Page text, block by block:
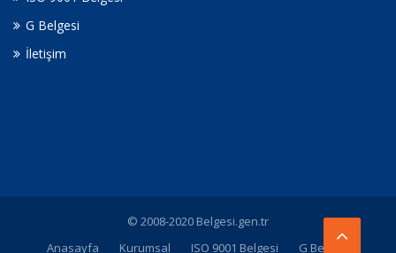
G Belgesi
İletişim
© 2008-2020 Belgesi.gen.tr
Anasayfa
Kurumsal ISO 9001 Belgesi G Belgesi